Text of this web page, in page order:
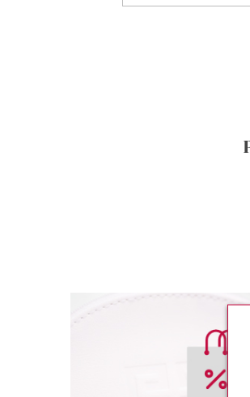
EUGENE PERMA